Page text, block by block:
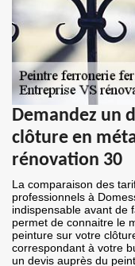
Demandez un
clôture en
rénovation 30
La comparaison des
professionnels à
indispensable avant de
permet de connaitre le
peinture sur votre
correspondant à votre
un devis auprès du